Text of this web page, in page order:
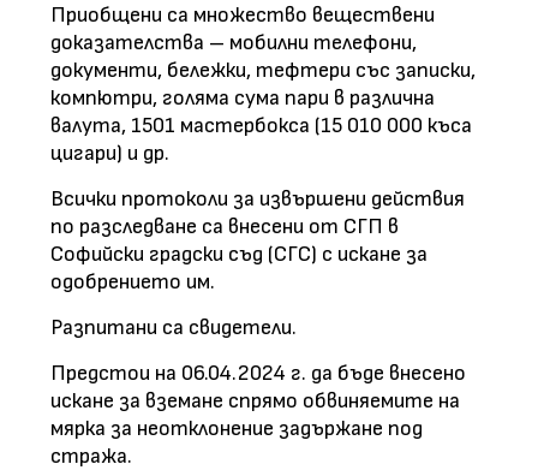
Приобщени са множество веществени
доказателства – мобилни телефони,
документи, бележки, тефтери със записки,
компютри, голяма сума пари в различна
валута, 1501 мастербокса (15 010 000 къса
цигари) и др.
Всички протоколи за извършени действия
по разследване са внесени от СГП в
Софийски градски съд (СГС) с искане за
одобрението им.
Разпитани са свидетели.
Предстои на 06.04.2024 г. да бъде внесено
искане за вземане спрямо обвиняемите на
мярка за неотклонение задържане под
стража.